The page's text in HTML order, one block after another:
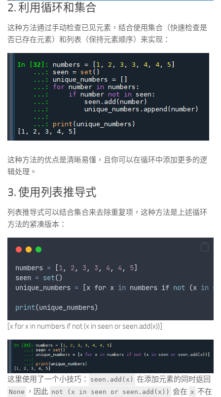
2. 利用循环和集合
这种方法通过手动检查已见元素，结合使用集合（快速检查是
否已存在元素）和列表（保持元素顺序）来实现：
这种方法的优点是清晰易懂，且你可以在循环中添加更多的逻
辑处理。
3. 使用列表推导式
列表推导式可以结合集合来去除重复项，这种方法是上述循环
方法的紧凑版本：
numbers = [1, 2, 3 , 3 , 4 , 4 , 5]
seen = set()
unique_numbers = [x for x in numbers if not (x in
print(unique_numbers)
[x for x in numbers if not (x in seen or seen.add(x))]
这里使用了一个小技巧： seen.add(x) 在添加元素的同时返回
None ，因此 not (x in seen or seen.add(x)) 会在 x 不在